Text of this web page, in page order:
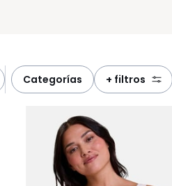
categorías + filtros